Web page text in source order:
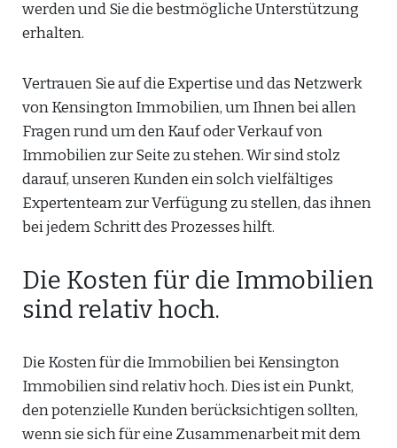
werden und Sie die bestmögliche Unterstützung
erhalten.
Vertrauen Sie auf die Expertise und das Netzwerk
von Kensington Immobilien, um Ihnen bei allen
Fragen rund um den Kauf oder Verkauf von
Immobilien zur Seite zu stehen. Wir sind stolz
darauf, unseren Kunden ein solch vielfältiges
Expertenteam zur Verfügung zu stellen, das ihnen
bei jedem Schritt des Prozesses hilft.
Die Kosten für die Immobilien
sind relativ hoch.
Die Kosten für die Immobilien bei Kensington
Immobilien sind relativ hoch. Dies ist ein Punkt,
den potenzielle Kunden berücksichtigen sollten,
wenn sie sich für eine Zusammenarbeit mit dem